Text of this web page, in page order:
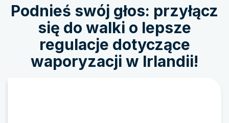
Podnieś swój głos: przyłącz
się do walki o lepsze
regulacje dotyczące
waporyzacji w Irlandii!